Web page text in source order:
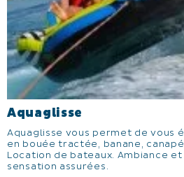
Aquaglisse
Aquaglisse vous permet de vous
en bouée tractée, banane,
Location de bateaux. Ambiance et
sensation assurées.